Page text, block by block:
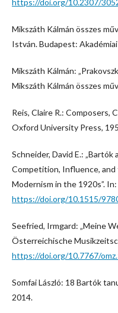
https://doi.org/10.2307/
Mikszáth Kálmán összes
István. Budapest:
Mikszáth Kálmán:
Mikszáth Kálmán összes
Reis, Claire R.: Composers,
Oxford University Press,
Schneider, David E.: „Bartók
Competition, Influence,
Modernism in the 1920s”.
https://doi.org/10.1515/
Seefried, Irmgard: „Meine
Österreichische
https://doi.org/10.7767/
Somfai László: 18 Bartók
2014.